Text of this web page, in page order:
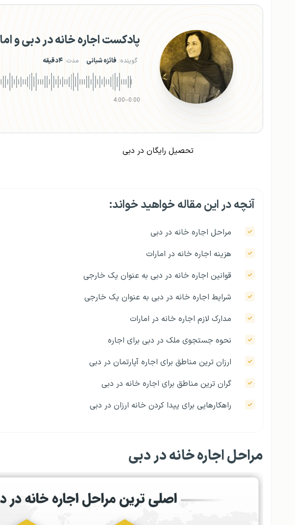
پادکست اجاره خانه در دبی و
گوینده: فائزه شبانی مدت: ۴دقیقه
0:00
–
4:00
تحصیل رایگان در دبی
آنچه در این مقاله خواهید خواند:
مراحل اجاره خانه در دبی
هزینه اجاره خانه در امارات
قوانین اجاره خانه در دبی به عنوان یک خارجی
شرایط اجاره خانه در دبی به عنوان یک خارجی
مدارک لازم اجاره خانه در امارات
نحوه جستجوی ملک در دبی برای اجاره
ارزان ترین مناطق برای اجاره آپارتمان در دبی
گران ترین مناطق برای اجاره خانه در دبی
راهکارهایی برای پیدا کردن خانه ارزان در دبی
مراحل اجاره خانه در دبی